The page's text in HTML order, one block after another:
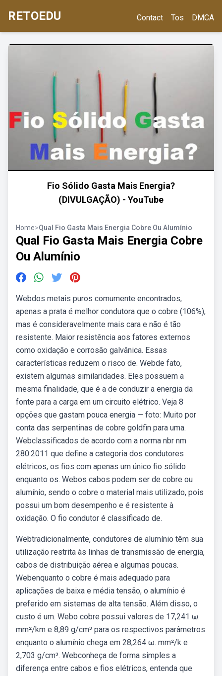
RETOEDU Contact Tos DMCA
Fio Sólido Gasta Mais Energia?
(DIVULGAÇÃO) - YouTube
Home>Qual Fio Gasta Mais Energia Cobre Ou Alumínio
Qual Fio Gasta Mais Energia Cobre
Ou Alumínio
Webdos metais puros comumente encontrados,
apenas a prata é melhor condutora que o cobre (106%),
mas é consideravelmente mais cara e não é tão
resistente. Maior resistência aos fatores externos
como oxidação e corrosão galvânica. Essas
características reduzem o risco de. Webde fato,
existem algumas similaridades. Eles possuem a
mesma finalidade, que é a de conduzir a energia da
fonte para a carga em um circuito elétrico. Veja 8
opções que gastam pouca energia — foto: Muito por
conta das serpentinas de cobre goldfin para uma.
Webclassificados de acordo com a norma nbr nm
280:2011 que define a categoria dos condutores
elétricos, os fios com apenas um único fio sólido
enquanto os. Webos cabos podem ser de cobre ou
alumínio, sendo o cobre o material mais utilizado, pois
possui um bom desempenho e é resistente à
oxidação. O fio condutor é classificado de.
Webtradicionalmente, condutores de alumínio têm sua
utilização restrita às linhas de transmissão de energia,
cabos de distribuição aérea e algumas poucas.
Webenquanto o cobre é mais adequado para
aplicações de baixa e média tensão, o alumínio é
preferido em sistemas de alta tensão. Além disso, o
custo é um. Webo cobre possui valores de 17,241 ω.
mm²/km e 8,89 g/cm³ para os respectivos parâmetros
enquanto o alumínio chega em 28,264 ω. mm²/k e
2,703 g/cm³. Webconheça de forma simples a
diferença entre cabos e fios elétricos, entenda que